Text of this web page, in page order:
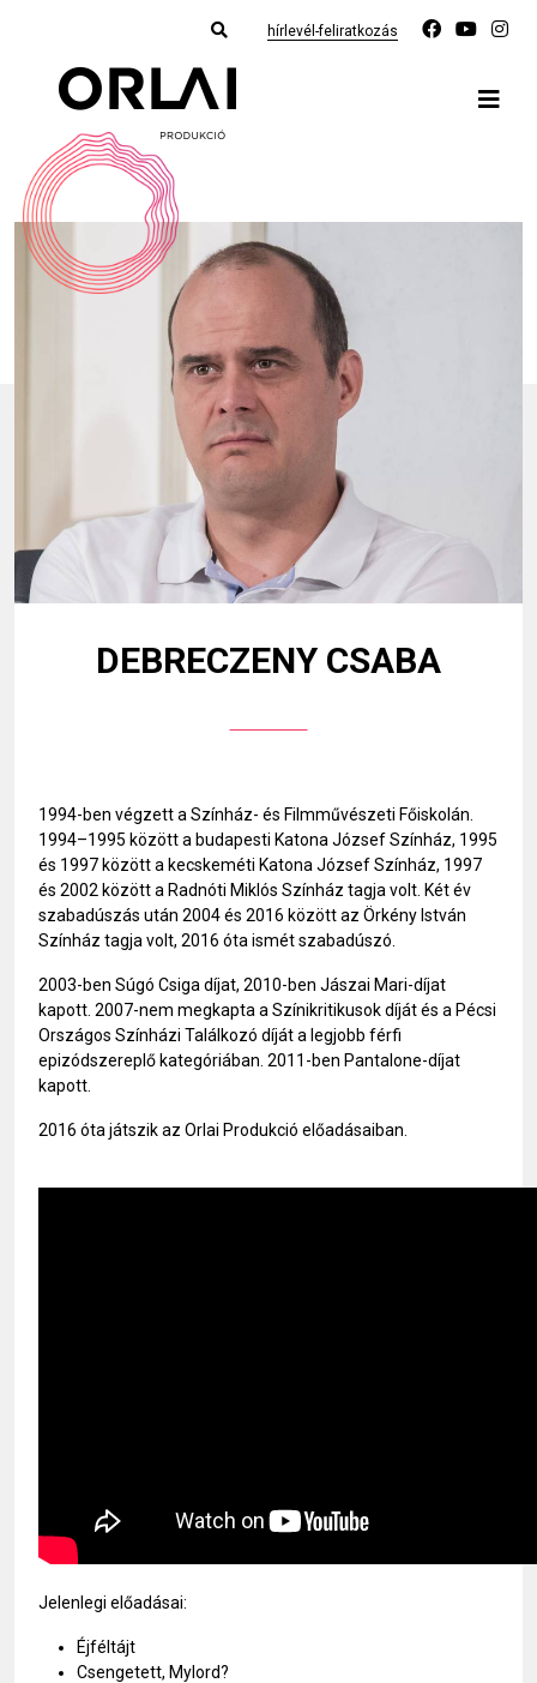
hírlevél-feliratkozás
DEBRECZENY CSABA
1994-ben végzett a Színház- és Filmművészeti Főiskolán.
1994–1995 között a budapesti Katona József Színház, 1995
és 1997 között a kecskeméti Katona József Színház, 1997
és 2002 között a Radnóti Miklós Színház tagja volt. Két év
szabadúszás után 2004 és 2016 között az Örkény István
Színház tagja volt, 2016 óta ismét szabadúszó.
2003-ben Súgó Csiga díjat, 2010-ben Jászai Mari-díjat
kapott. 2007-nem megkapta a Színikritikusok díját és a Pécsi
Országos Színházi Találkozó díját a legjobb férfi
epizódszereplő kategóriában. 2011-ben Pantalone-díjat
kapott.
2016 óta játszik az Orlai Produkció előadásaiban.
Jelenlegi előadásai:
Éjféltájt
Csengetett, Mylord?